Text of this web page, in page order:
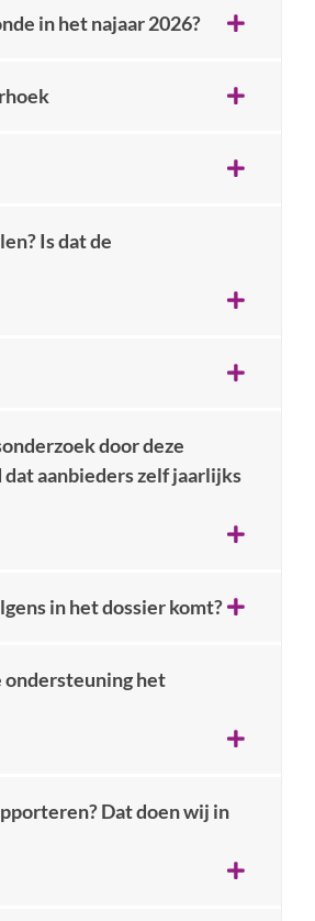
in het najaar 2026?
Is dat de
door deze
aanbieders zelf jaarlijks
in het dossier komt?
ondersteuning het
Dat doen wij in